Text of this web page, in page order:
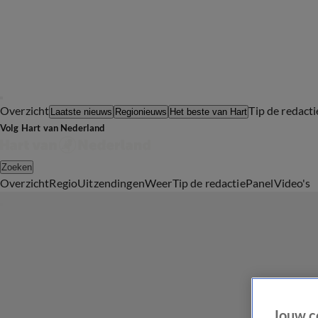
Overzicht Laatste nieuws Regionieuws Het beste van HartTip de
Volg Hart van Nederland
Zoeken
OverzichtRegioUitzendingenWeerTip de redactiePanelVideo's